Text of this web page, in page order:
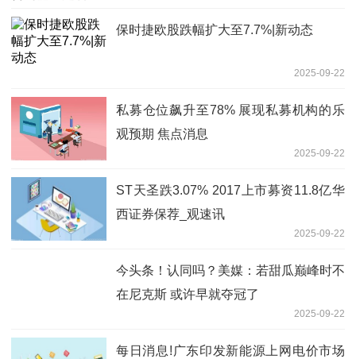
保时捷欧股跌幅扩大至7.7%|新动态
2025-09-22
私募仓位飙升至78% 展现私募机构的乐
观预期 焦点消息
2025-09-22
ST天圣跌3.07% 2017上市募资11.8亿华
西证券保荐_观速讯
2025-09-22
今头条！认同吗？美媒：若甜瓜巅峰时不
在尼克斯 或许早就夺冠了
2025-09-22
每日消息!广东印发新能源上网电价市场